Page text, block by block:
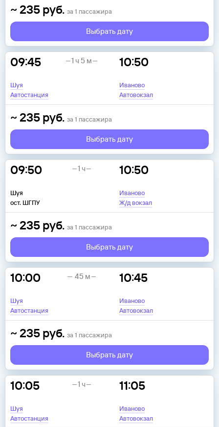
~ 235 руб. за 1 пассажира
Выбрать дату
09:45
Шуя
Автостанция
10:50
Иваново
Автовокзал
1 ч 5 м
~ 235 руб. за 1 пассажира
Выбрать дату
09:50
Шуя
ост. ШГПУ
10:50
Иваново
Ж/д вокзал
1 ч
~ 235 руб. за 1 пассажира
Выбрать дату
10:00
Шуя
Автостанция
10:45
Иваново
Автовокзал
45 м
~ 235 руб. за 1 пассажира
Выбрать дату
10:05
Шуя
Автостанция
11:05
Иваново
Автовокзал
1 ч